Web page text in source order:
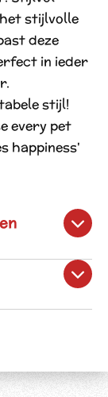
stijlvolle
deze
in ieder
stijl!
every pet
happiness'